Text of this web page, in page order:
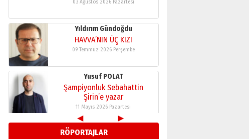
Yıldırım Gündoğdu
HAVVA’NIN ÜÇ KIZI
09 Temmuz 2026 Perşembe
Yusuf POLAT
Şampiyonluk Sebahattin
Şirin’e yazar
11 Mayıs 2026 Pazartesi
Neşat YALÇIN
Paranın Aile Kültüründeki Yeri
◀
▶
RÖPORTAJLAR